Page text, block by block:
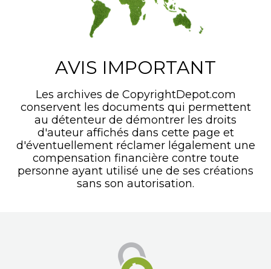
AVIS IMPORTANT
Les archives de CopyrightDepot.com
conservent les documents qui permettent
au détenteur de démontrer les droits
d'auteur affichés dans cette page et
d'éventuellement réclamer légalement une
compensation financière contre toute
personne ayant utilisé une de ses créations
sans son autorisation.